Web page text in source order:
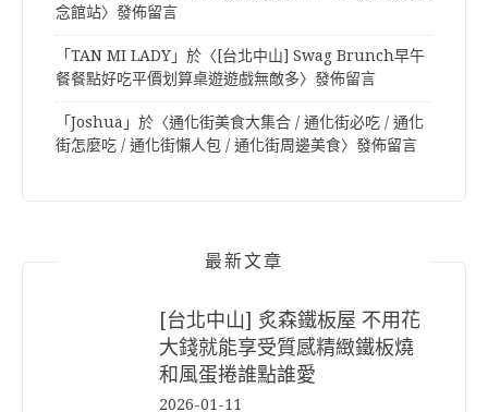
念館站〉發佈留言
「TAN MI LADY」於〈 [台北中山] Swag Brunch早午
餐餐點好吃平價划算桌遊遊戲無敵多〉發佈留言
「Joshua 」於〈通化街美食大集合 / 通化街必吃 / 通化
街怎麼吃 / 通化街懶人包 / 通化街周邊美食〉發佈留言
最新文章
[台北中山] 炙森鐵板屋 不用花
大錢就能享受質感精緻鐵板燒
和風蛋捲誰點誰愛
2026-01-11